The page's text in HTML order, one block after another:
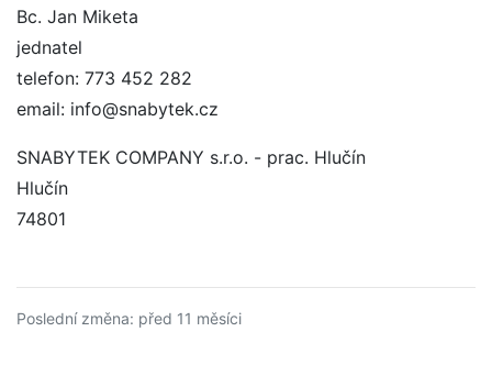
Bc. Jan Miketa
jednatel
telefon: 773 452 282
email: info@snabytek.cz
SNABYTEK COMPANY s.r.o. - prac. Hlučín
Hlučín
74801
Poslední změna: před 11 měsíci